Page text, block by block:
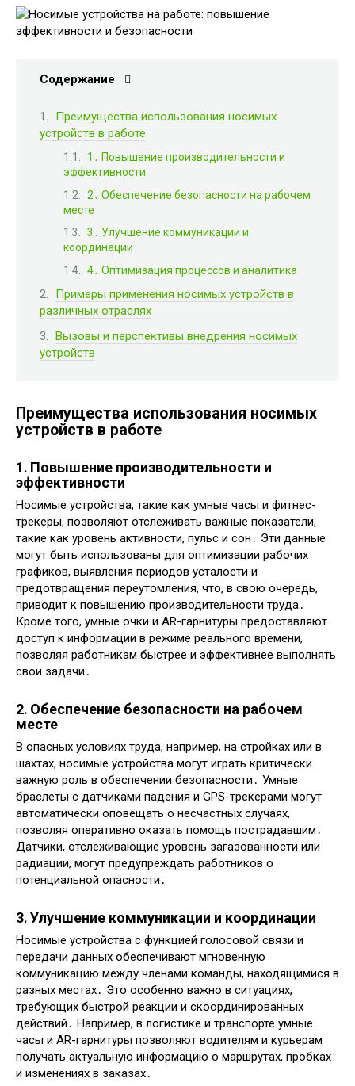
Содержание
Преимущества использования носимых
устройств в работе
1․ Повышение производительности и
эффективности
2․ Обеспечение безопасности на рабочем
месте
3․ Улучшение коммуникации и
координации
4․ Оптимизация процессов и аналитика
Примеры применения носимых устройств в
различных отраслях
Вызовы и перспективы внедрения носимых
устройств
Преимущества использования носимых
устройств в работе
1․ Повышение производительности и
эффективности
Носимые устройства, такие как умные часы и фитнес-
трекеры, позволяют отслеживать важные показатели,
такие как уровень активности, пульс и сон․ Эти данные
могут быть использованы для оптимизации рабочих
графиков, выявления периодов усталости и
предотвращения переутомления, что, в свою очередь,
приводит к повышению производительности труда․
Кроме того, умные очки и AR-гарнитуры предоставляют
доступ к информации в режиме реального времени,
позволяя работникам быстрее и эффективнее выполнять
свои задачи․
2․ Обеспечение безопасности на рабочем
месте
В опасных условиях труда, например, на стройках или в
шахтах, носимые устройства могут играть критически
важную роль в обеспечении безопасности․ Умные
браслеты с датчиками падения и GPS-трекерами могут
автоматически оповещать о несчастных случаях,
позволяя оперативно оказать помощь пострадавшим․
Датчики, отслеживающие уровень загазованности или
радиации, могут предупреждать работников о
потенциальной опасности․
3․ Улучшение коммуникации и координации
Носимые устройства с функцией голосовой связи и
передачи данных обеспечивают мгновенную
коммуникацию между членами команды, находящимися в
разных местах․ Это особенно важно в ситуациях,
требующих быстрой реакции и скоординированных
действий․ Например, в логистике и транспорте умные
часы и AR-гарнитуры позволяют водителям и курьерам
получать актуальную информацию о маршрутах, пробках
и изменениях в заказах․